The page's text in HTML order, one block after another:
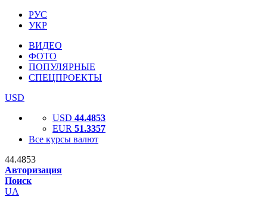
РУС
УКР
ВИДЕО
ФОТО
ПОПУЛЯРНЫЕ
СПЕЦПРОЕКТЫ
USD
USD 44.4853
EUR 51.3357
Все курсы валют
44.4853
Авторизация
Поиск
UA